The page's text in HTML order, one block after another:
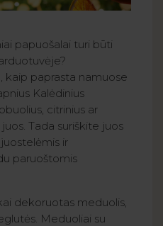
papuošalai turi būti
kaip paprasta namuose
Kalėdinius
citrinius ar
Tada suriškite juos
ir
paruoštomis
dekoruotas meduolis,
Meduoliai su